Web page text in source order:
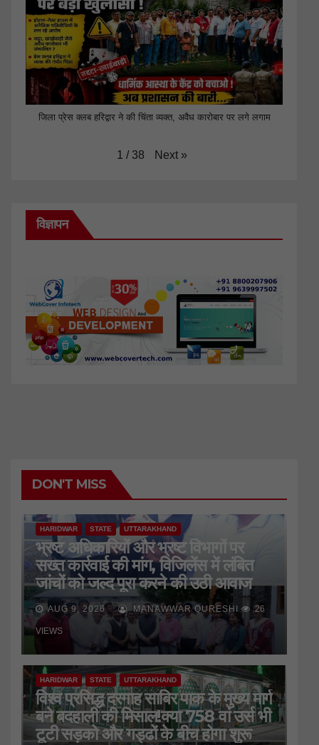
जिला प्रेस क्लब हरिद्वार ने की चिंता व्यक्त, अवैध कारोबार पर लगे लगाम
1 / 38 Next »
विज्ञापन
DON'T MISS
HARIDWAR STATE UTTARAKHAND
भ्रष्ट अधिकारियों और भ्रष्ट विभागों पर
सख्त कार्रवाई की मांग, विजिलेंस में लंबित
जांचों को जल्द पूरा करने की उठी आवाज
AUG 9, 2026 MANAWWAR QURESHI 26
VIEWS
HARIDWAR STATE UTTARAKHAND
विश्व प्रसिद्ध दरगाह साबिर पाक के मुख्य मार्ग
बने बदहाली की मिसाल!क्या 758 वां उर्स भी
टूटी सड़को और गड्ढों के बीच होगा शुरू